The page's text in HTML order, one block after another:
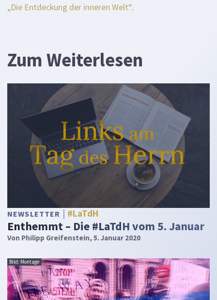
„Die Entdeckung der inneren Welt“.
Zum Weiterlesen
NEWSLETTER #LaTdH
Enthemmt – Die #LaTdH vom 5. Januar
Von Philipp Greifenstein, 5. Januar 2020
Bild: Montage